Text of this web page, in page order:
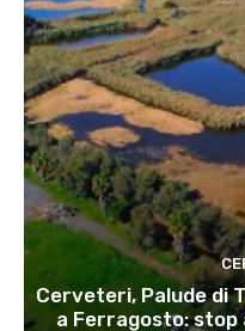
Cerveteri, Palude di
a Ferragosto: